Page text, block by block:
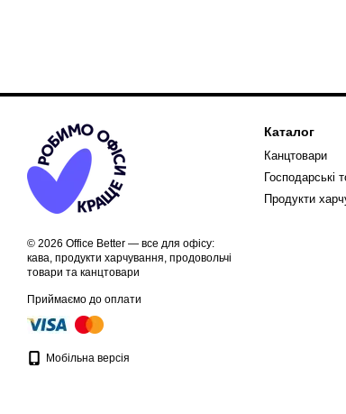
© 2026 Office Better — все для офісу:
кава, продукти харчування, продовольчі
товари та канцтовари
Приймаємо до оплати
Мобільна версія
Каталог
Канцтовари
Господарські
Продукти